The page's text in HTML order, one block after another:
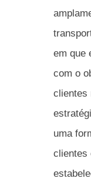
em que
com o
clientes
uma
clientes